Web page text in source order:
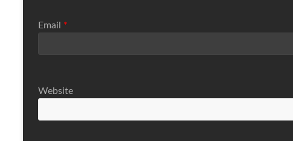
Email *
Website